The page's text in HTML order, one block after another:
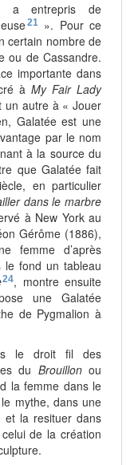
a entrepris de
21». Pour ce
certain nombre de
ou de Cassandre.
importante dans
à My Fair Lady
un autre à « Jouer
Galatée est une
par le nom
à la source du
que Galatée fait
en particulier
dans le marbre
à New York au
Gérôme (1886),
femme d’après
le fond un tableau
24, montre ensuite
une Galatée
de Pygmalion à
le droit fil des
du Brouillonou
la femme dans le
mythe, dans une
et la resituer dans
de la création